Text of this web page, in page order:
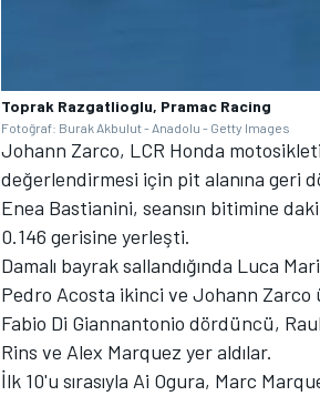
Toprak Razgatlioglu, Pramac Racing
Fotoğraf: Burak Akbulut - Anadolu - Getty Images
Johann Zarco, LCR Honda
değerlendirmesi için pit alanına geri
Enea Bastianini, seansın bitimine
0.146 gerisine yerleşti.
Damalı bayrak sallandığında Luca
Pedro Acosta ikinci ve Johann
Fabio Di Giannantonio dördüncü,
Rins ve Alex Marquez yer aldılar.
İlk 10'u sırasıyla Ai Ogura, Marc